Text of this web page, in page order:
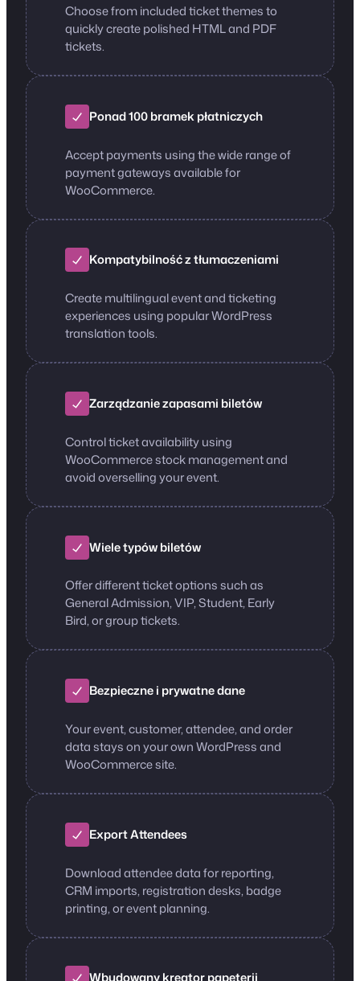
Choose from included ticket themes to
quickly create polished HTML and PDF
tickets.
Ponad 100 bramek płatniczych
Accept payments using the wide range of
payment gateways available for
WooCommerce.
Kompatybilność z tłumaczeniami
Create multilingual event and ticketing
experiences using popular WordPress
translation tools.
Zarządzanie zapasami biletów
Control ticket availability using
WooCommerce stock management and
avoid overselling your event.
Wiele typów biletów
Offer different ticket options such as
General Admission, VIP, Student, Early
Bird, or group tickets.
Bezpieczne i prywatne dane
Your event, customer, attendee, and order
data stays on your own WordPress and
WooCommerce site.
Export Attendees
Download attendee data for reporting,
CRM imports, registration desks, badge
printing, or event planning.